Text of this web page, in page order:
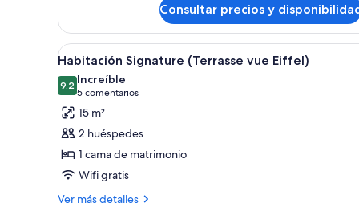
Signature
Consultar precios y
Abrir
todas
las
fotos
de
Habitación
Signature
(Terrasse
vue
Habitación de hotel con una
4
Habitación Signature (Terrasse vue Eiffel)
9,29,2 de 10
Increíble
5 comentarios
(5 comentarios)
15 m²
2 huéspedes
1 cama de matrimonio
Wifi gratis
Ver más detalles
Más